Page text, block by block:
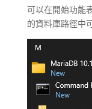
可以在開始功能
的資料庫路徑中